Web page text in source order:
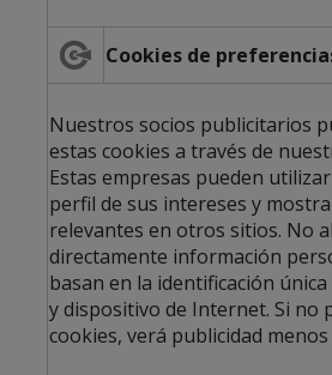
Cookies de
Nuestros socios publicitarios
estas cookies a través de
Estas empresas pueden
perfil de sus intereses y
relevantes en otros sitios. No
directamente información
basan en la identificación
y dispositivo de Internet. Si no
cookies, verá publicidad